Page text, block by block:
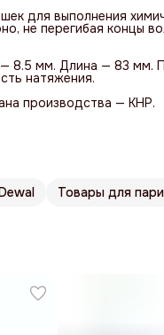
для выполнения
не перегибая концы
8.5 мм. Длина — 83 мм.
натяжения.
производства — КНР.
Товары для